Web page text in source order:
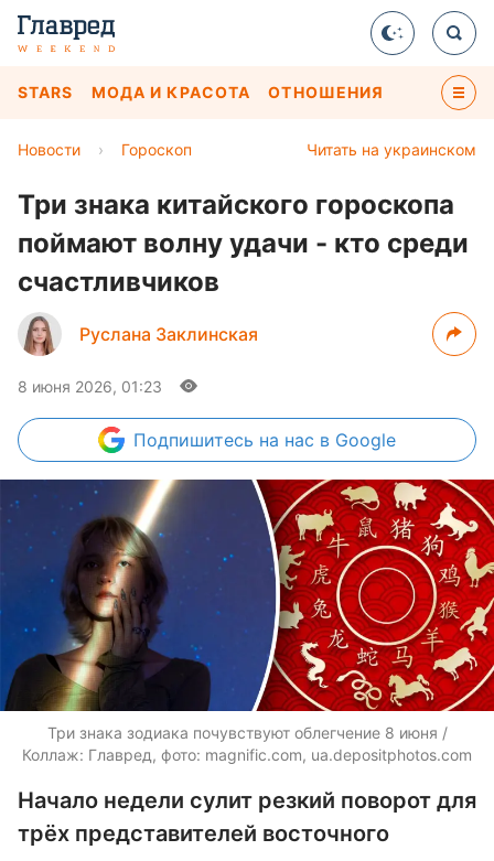
STARS МОДА И КРАСОТА ОТНОШЕНИЯ
Читать на украинском
Новости › Гороскоп
Три знака китайского гороскопа
поймают волну удачи - кто среди
счастливчиков
Руслана Заклинская
8 июня 2026, 01:23
Подпишитесь на нас в Google
Три знака зодиака почувствуют облегчение 8 июня /
Коллаж: Главред, фото: magnific.com, ua.depositphotos.com
Начало недели сулит резкий поворот для
трёх представителей восточного